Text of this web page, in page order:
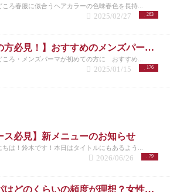
ころ春服に似合うヘアカラーの色味春色を長持...
263
2025/02/27
【初めての方必見！】おすすめのメンズパーマスタイルとは？/洗足
ころ・メンズパーマが初めての方に おすすめ...
176
2025/01/15
ス必見】新メニューのお知らせ
は！鈴木です！本日はタイトルにもあるよう...
79
2026/06/26
ヘッドスパはどのくらいの頻度が理想？女性に多い悩みと正しい通い方